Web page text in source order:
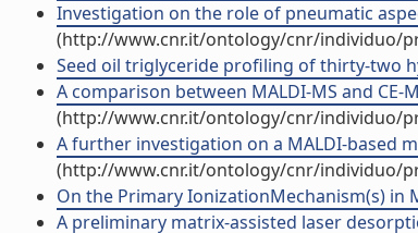
Investigation on the role of pneumatic
(http://www.cnr.it/ontology/cnr/individuo/
Seed oil triglyceride profiling of thirty-two
A comparison between MALDI-MS and
(http://www.cnr.it/ontology/cnr/individuo/
A further investigation on a MALDI-based
(http://www.cnr.it/ontology/cnr/individuo/
On the Primary IonizationMechanism(s) in
A preliminary matrix-assisted laser